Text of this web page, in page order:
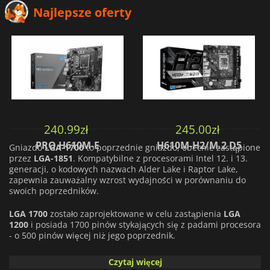
Najlepsze oferty
240.99zł
PRO H610M-E
245.00zł
H610M-H2/M.2 D5
GniazdoLGA-1700to poprzednie gniazdo, obecnie zastąpione
przez LGA-1851. Kompatybilne z procesorami Intel 12. i 13.
generacji, o kodowych nazwach Alder Lake i Raptor Lake,
zapewnia zauważalny wzrost wydajności w porównaniu do
swoich poprzedników.
LGA 1700 zostało zaprojektowane w celu zastąpienia LGA
1200 i posiada 1700 pinów stykających się z padami procesora
- o 500 pinów więcej niż jego poprzednik.
obsługuje procesory Intel Core 12.
Czytaj więcej